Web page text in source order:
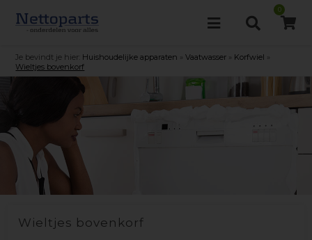
0
Je bevindt je hier: Huishoudelijke apparaten »Vaatwasser Korfwiel
Wieltjes bovenkorf
Wieltjes bovenkorf